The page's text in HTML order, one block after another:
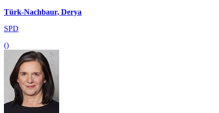
Türk-Nachbaur, Derya
SPD
()